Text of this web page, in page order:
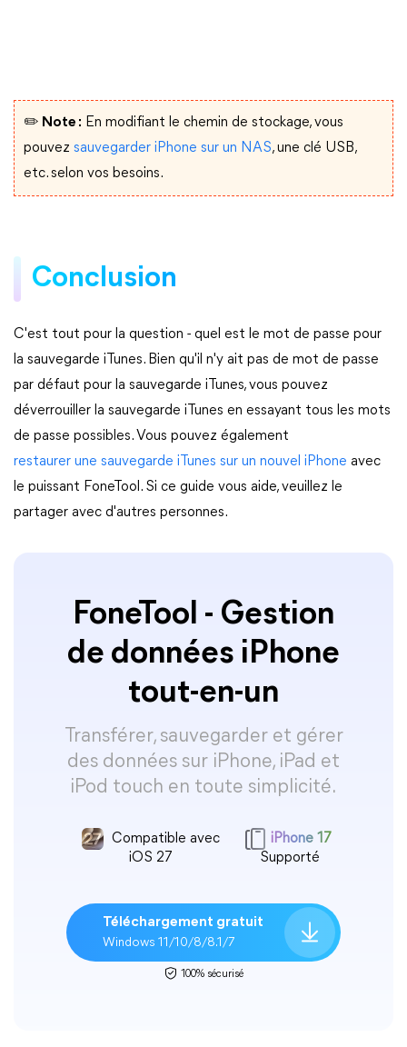
✏️ Note : En modifiant le chemin de stockage, vous
pouvez sauvegarder iPhone sur un NAS, une clé USB,
etc. selon vos besoins.
Conclusion
C'est tout pour la question - quel est le mot de passe pour
la sauvegarde iTunes. Bien qu'il n'y ait pas de mot de passe
par défaut pour la sauvegarde iTunes, vous pouvez
déverrouiller la sauvegarde iTunes en essayant tous les mots
de passe possibles. Vous pouvez également
restaurer une sauvegarde iTunes sur un nouvel iPhone avec
le puissant FoneTool. Si ce guide vous aide, veuillez le
partager avec d'autres personnes.
FoneTool - Gestion
de données iPhone
tout-en-un
Transférer, sauvegarder et gérer
des données sur iPhone, iPad et
iPod touch en toute simplicité.
Compatible avec
iOS 27
iPhone 17
Supporté
Téléchargement gratuit
Windows 11/10/8/8.1/7
100% sécurisé